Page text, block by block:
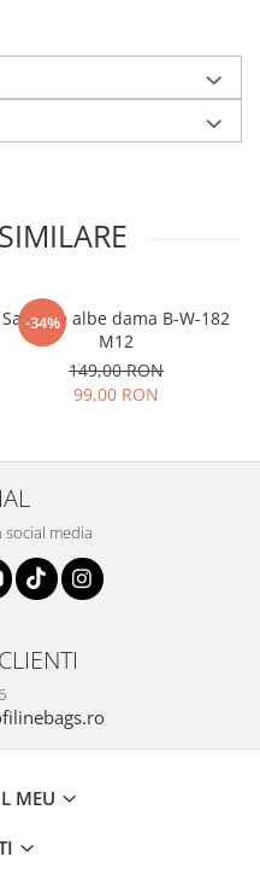
-34%
Sandale albe dama B-W-182
M12
149,00 RON
99,00 RON
social media
MEU